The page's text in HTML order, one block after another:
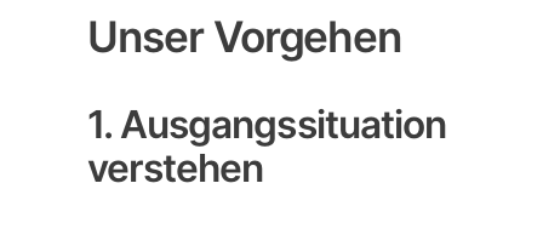
Unser Vorgehen
1. Ausgangssituation
verstehen